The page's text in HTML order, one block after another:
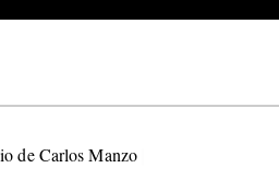
de Carlos Manzo